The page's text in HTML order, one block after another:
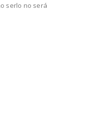
serlo no será